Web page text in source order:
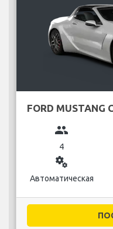
FORD MUSTANG
group
4
miscellaneous_services
Автоматическая